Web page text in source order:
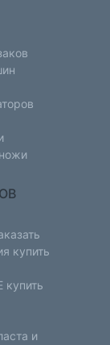
купить
купить
и